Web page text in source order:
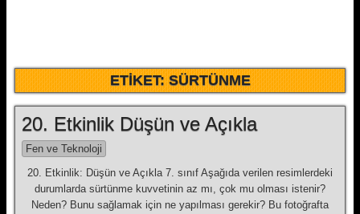
ETIKET:SÜRTÜNME
20. Etkinlik Düşün ve Açıkla
Fen ve Teknoloji
20. Etkinlik: Düşün ve Açıkla 7. sınıf Aşağıda verilen resimlerdeki
durumlarda sürtünme kuvvetinin az mı, çok mu olması is­tenir?
Neden? Bunu sağlamak için ne yapılması gerekir? Bu fotoğrafta